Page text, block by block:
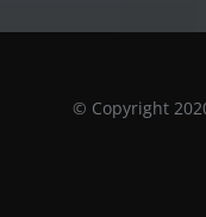
© Copyright